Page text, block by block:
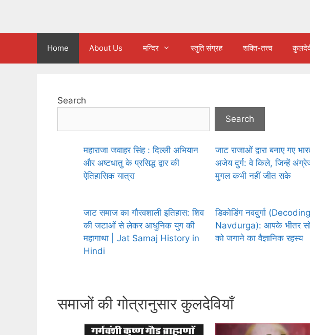
Home About Us मन्दिर स्तुति संग्रह शक्ति-तत्त्व
Search
Search
महाराजा जवाहर सिंह : दिल्ली अभियान
और अष्टधातु के प्रसिद्ध द्वार की
ऐतिहासिक यात्रा
जाट राजाओं द्वारा बनाए गए
अजेय दुर्ग: वे किले, जिन्हें
मुगल कभी नहीं जीत सके
जाट समाज का गौरवशाली इतिहास: शिव
की जटाओं से लेकर आधुनिक युग की
महागाथा | Jat Samaj History in
Hindi
डिकोडिंग नवदुर्गा (Decoding
Navdurga): आपके भीतर
को जगाने का वैज्ञानिक रहस्य
समाजों की गोत्रानुसार कुलदेवियाँ